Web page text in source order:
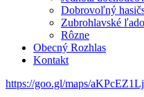
Dobrovoľný
Zubrohlavské
Rôzne
Obecný Rozhlas
Kontakt
https://goo.gl/maps/